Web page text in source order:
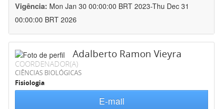
Vigência: Mon Jan 30 00:00:00 BRT 2023-Thu Dec 31
00:00:00 BRT 2026
Adalberto Ramon Vieyra
COORDENADOR(A)
CIÊNCIAS BIOLÓGICAS
Fisiologia
E-mail